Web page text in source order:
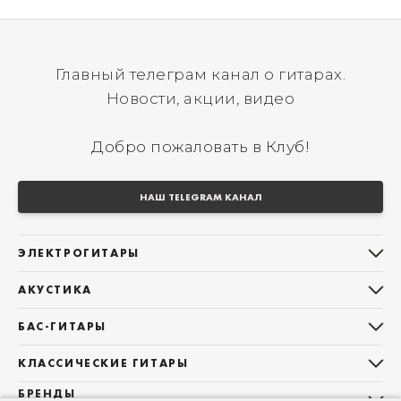
Главный телеграм канал о гитарах.
Новости, акции, видео
Добро пожаловать в Клуб!
НАШ TELEGRAM КАНАЛ
ЭЛЕКТРОГИТАРЫ
Telecaster
Les Paul
АКУСТИКА
Фолки (ОМ, 000, 00)
Гранд Аудиториум
БАС-ГИТАРЫ
КЛАССИЧЕСКИЕ ГИТАРЫ
Все классические гитары
БРЕНДЫ